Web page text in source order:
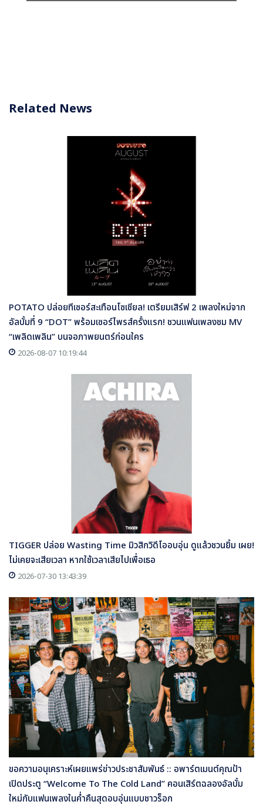
Related News
POTATO ปล่อยทีเซอร์สะเทือนโซเชียล! เตรียมเสิร์ฟ 2 เพลงใหม่จาก
อัลบั้มที่ 9 “DOT” พร้อมเซอร์ไพรส์ครั้งแรก! ชวนแฟนเพลงชม MV
“เพลิดเพลิน” บนจอภาพยนตร์ก่อนใคร
2026-08-07 10:19:44
TIGGER ปล่อย Wasting Time มิวสิกวิดีโออบอุ่น ดูแล้วชวนยิ้ม เผย!
ไม่เคยจะเสียเวลา หากใช้เวลาเสียไปเพื่อเธอ
2026-07-30 13:43:39
ขอความอนุเคราะห์เผยแพร่ข่าวประชาสัมพันธ์ :: อพาร์ตเมนต์คุณป้า
เปิดประตู “Welcome To The Cold Land” คอนเสิร์ตฉลองอัลบั้ม
ใหม่กับแฟนเพลงในค่ำคืนสุดอบอุ่นแบบชาวร็อก